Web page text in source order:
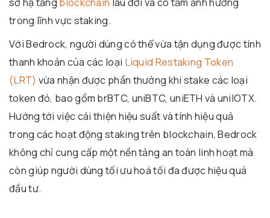
trong lĩnh vực staking.
Với Bedrock, người dùng có thể vừa tận dụng được tính
thanh khoản của các loại Liquid Restaking Token
(LRT) vừa nhận được phần thưởng khi stake các loại
token đó, bao gồm brBTC, uniBTC, uniETH và uniIOTX.
Hướng tới việc cải thiện hiệu suất và tính hiệu quả
trong các hoạt động staking trên blockchain, Bedrock
không chỉ cung cấp một nền tảng an toàn linh hoạt mà
còn giúp người dùng tối ưu hoá tối đa được hiệu quả
đầu tư.